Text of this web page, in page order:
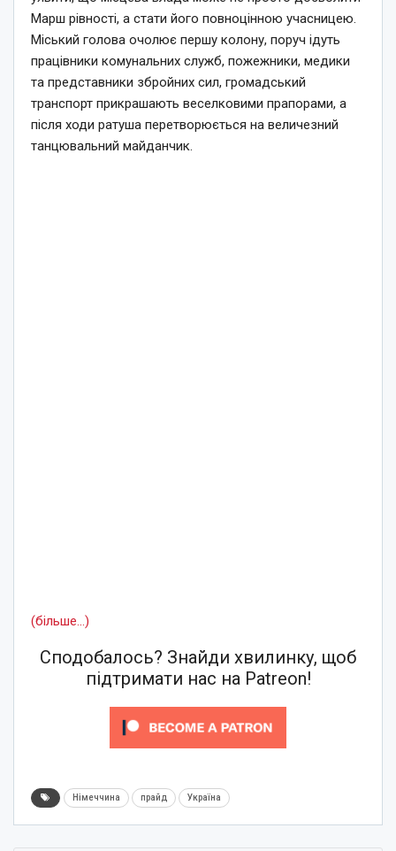
Марш рівності, а стати його повноцінною учасницею.
Міський голова очолює першу колону, поруч ідуть
працівники комунальних служб, пожежники, медики
та представники збройних сил, громадський
транспорт прикрашають веселковими прапорами, а
після ходи ратуша перетворюється на величезний
танцювальний майданчик.
(більше…)
Сподобалось? Знайди хвилинку, щоб
підтримати нас на Patreon!
Німеччина прайд Україна